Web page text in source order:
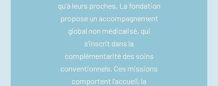
qu’à leurs proches. La fondation
propose un accompagnement
global non médicalisé, qui
s’inscrit dans la
complémentarité des soins
conventionnels. Ces missions
comportent l’accueil, la